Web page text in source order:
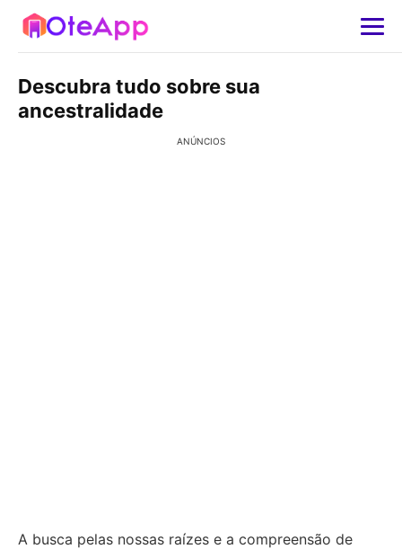
Descubra tudo sobre sua
ancestralidade
ANÚNCIOS
A busca pelas nossas raízes e a compreensão de